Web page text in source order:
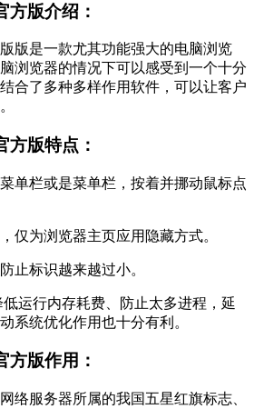
方版介绍：
版是一款尤其功能强大的电脑浏览
浏览器的情况下可以感受到一个十分
合了多种多样作用软件，可以让客户
方版特点：
单栏或是菜单栏，按着并挪动鼠标点
仅为浏览器主页应用隐藏方式。
止标识越来越过小。
运行内存耗费、防止太多进程，延
系统优化作用也十分有利。
方版作用：
络服务器所属的我国五星红旗标志、